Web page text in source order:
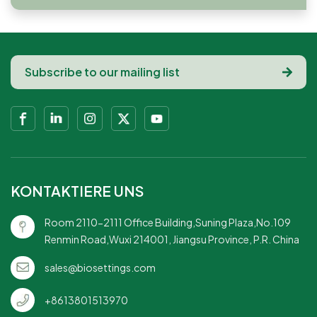
KONTAKTIERE UNS
Room 2110-2111 Office Building,Suning Plaza,No.109
Renmin Road,Wuxi 214001, Jiangsu Province, P.R. China
sales@biosettings.com
+8613801513970